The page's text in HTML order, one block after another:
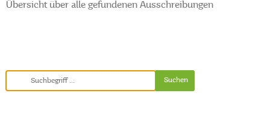
Übersicht über alle gefundenen Ausschreibungen